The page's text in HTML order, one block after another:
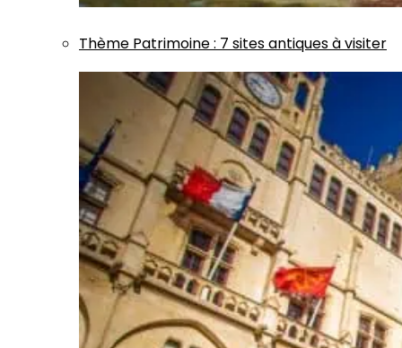
Thème Patrimoine: 7 sites antiques à visiter